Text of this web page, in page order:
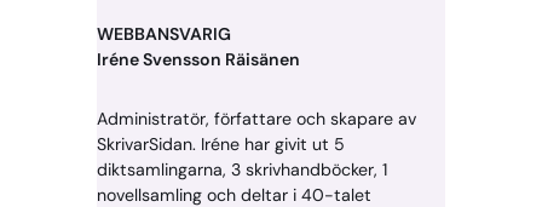
WEBBANSVARIG
Iréne Svensson Räisänen
Administratör, författare och skapare av
SkrivarSidan. Iréne har givit ut 5
diktsamlingarna, 3 skrivhandböcker, 1
novellsamling och deltar i 40-talet